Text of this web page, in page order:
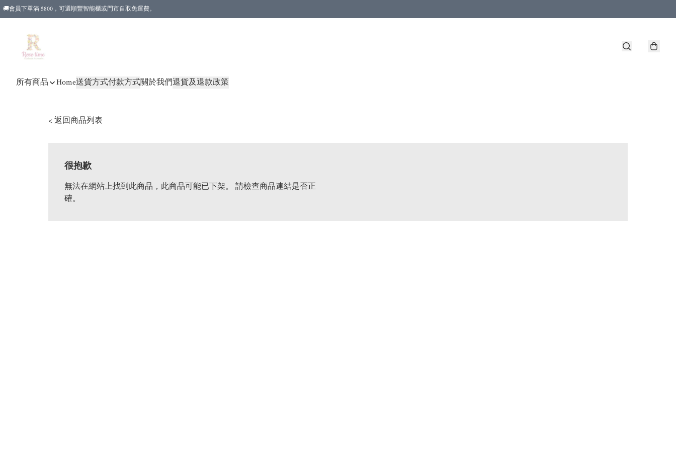
🚚會員下單滿 $800，可選順豐智能櫃或門市自取免運費。
所有商品 Home送貨方式付款方式關於我們退貨及退款政策
< 返回商品列表
很抱歉
無法在網站上找到此商品，此商品可能已下架。 請檢查商品連結是否正
確。